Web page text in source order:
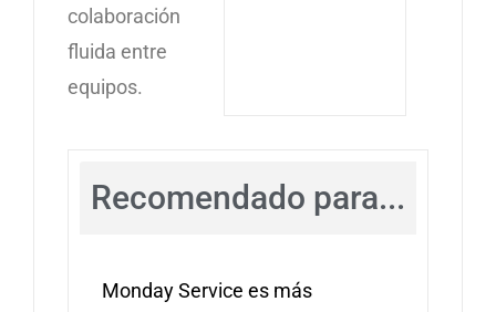
colaboración
fluida entre
equipos.
Recomendado para...
Monday Service es más